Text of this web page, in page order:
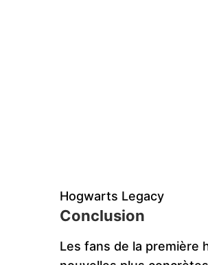
Hogwarts Legacy
Conclusion
Les fans de la première